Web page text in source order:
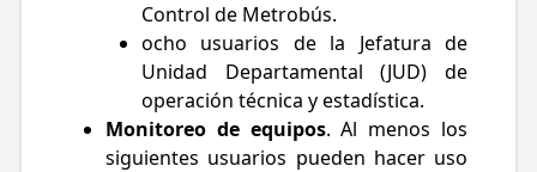
Control de Metrobús.
ocho usuarios de la Jefatura de
Unidad Departamental (JUD) de
operación técnica y estadística.
Monitoreo de equipos. Al menos los
siguientes usuarios pueden hacer uso